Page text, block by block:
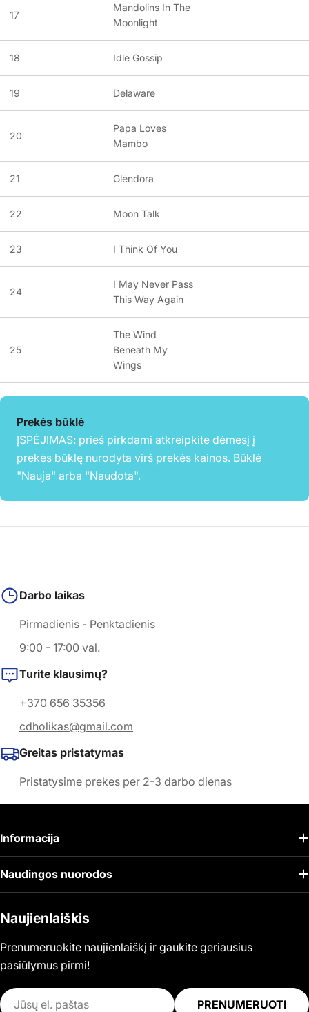
17
Mandolins In The
Moonlight
18 Idle Gossip
19 Delaware
20
Papa Loves
Mambo
21 Glendora
22 Moon Talk
23 I Think Of You
24
I May Never Pass
This Way Again
25
The Wind
Beneath My
Wings
Prekės būklė
ĮSPĖJIMAS: prieš pirkdami atkreipkite dėmesį į
prekės būklę nurodyta virš prekės kainos. Būklė
"Nauja" arba "Naudota".
Darbo laikas
Pirmadienis - Penktadienis
9:00 - 17:00 val.
Turite klausimų?
+370 656 35356
cdholikas@gmail.com
Greitas pristatymas
Pristatysime prekes per 2-3 darbo dienas
Naujienlaiškis
Prenumeruokite naujienlaiškį ir gaukite geriausius
pasiūlymus pirmi!
El.
PRENUMERUOTI
Informacija
Naudingos nuorodos